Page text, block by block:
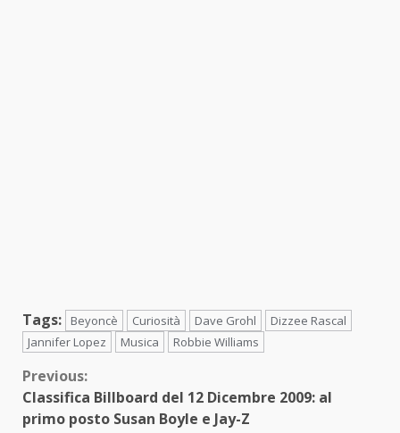
Tags: Beyoncè Curiosità Dave Grohl
Dizzee Rascal
Jannifer Lopez
Musica Robbie Williams
Continue
Reading
Previous:
Classifica Billboard del 12 Dicembre 2009: al
primo posto Susan Boyle e Jay-Z